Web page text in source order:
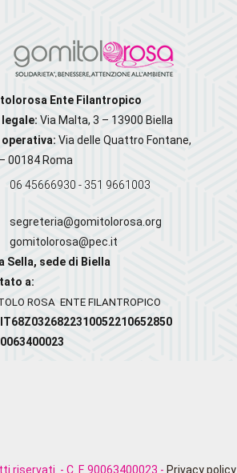
Ente Filantropico
Via Malta, 3 – 13900 Biella
operativa: Via delle Quattro Fontane,
00184 Roma
06 45666930 - 351 9661003
segreteria@gomitolorosa.org
gomitolorosa@pec.it
Sella, sede di Biella
a:
ROSA ENTE FILANTROPICO
IT68Z0326822310052210652850
riservati. - C. F. 90063400023 - Privacy policy